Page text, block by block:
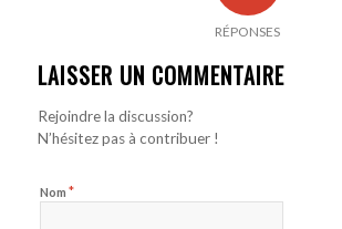
RÉPONSES
LAISSER UN COMMENTAIRE
Rejoindre la discussion?
N’hésitez pas à contribuer !
Nom *